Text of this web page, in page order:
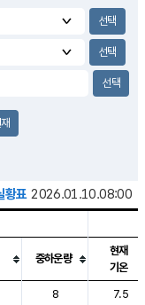
황표 2026.01.10.08:00
람, 기압등을 안내한 표입
중하운량
현재
기온
8
7.5